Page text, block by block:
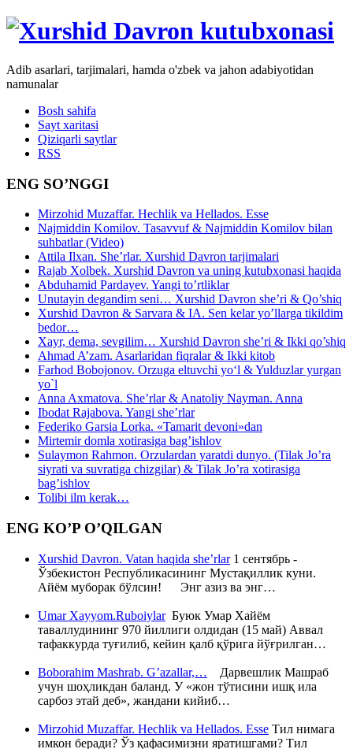
Adib asarlari, tarjimalari, hamda o'zbek va jahon adabiyotidan
namunalar
Bosh sahifa
Sayt xaritasi
Qiziqarli saytlar
RSS
ENG SO’NGGI
Mirzohid Muzaffar. Hechlik va Hellados. Esse
Najmiddin Komilov. Tasavvuf & Najmiddin Komilov bilan
suhbatlar (Video)
Attila Ilxan. She’rlar. Xurshid Davron tarjimalari
Rajab Xolbek. Xurshid Davron va uning kutubxonasi haqida
Abduhamid Pardayev. Yangi to’rtliklar
Unutayin degandim seni… Xurshid Davron she’ri & Qo’shiq
Xurshid Davron & Sarvara & IA. Sen kelar yo’llarga tikildim
bedor…
Xayr, dema, sevgilim… Xurshid Davron she’ri & Ikki qo’shiq
Ahmad A’zam. Asarlaridan fiqralar & Ikki kitob
Farhod Bobojonov. Orzuga eltuvchi yo‘l & Yulduzlar yurgan
yo`l
Anna Axmatova. She’rlar & Anatoliy Nayman. Anna
Ibodat Rajabova. Yangi she’rlar
Federiko Garsia Lorka. «Tamarit devoni»dan
Mirtemir domla xotirasiga bag’ishlov
Sulaymon Rahmon. Orzulardan yaratdi dunyo. (Tilak Jo’ra
siyrati va suvratiga chizgilar) & Tilak Jo’ra xotirasiga
bag’ishlov
Tolibi ilm kerak…
ENG KO’P O’QILGAN
Xurshid Davron. Vatan haqida she’rlar1 сентябрь -
Ўзбекистон Республикасининг Мустақиллик куни.
Айём муборак бўлсин! Энг азиз ва энг…
Umar Xayyom.RuboiylarБуюк Умар Хайём
таваллудининг 970 йиллиги олдидан (15 май) Аввал
тафаккурда туғилиб, кейин қалб қўрига йўғрилган…
Boborahim Mashrab. G’azallar,… Дарвешлик Машраб
учун шоҳликдан баланд. У «жон тўтисини ишқ ила
сарбоз этай деб», жандани кийиб…
Mirzohid Muzaffar. Hechlik va Hellados. Esse Тил нимага
имкон беради? Ўз қафасимизни яратишгами? Тил